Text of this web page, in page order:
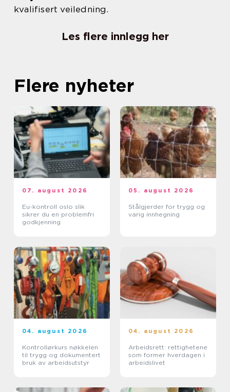
kvalifisert veiledning.
Les flere innlegg her
Flere nyheter
07. august 2026
Eu-kontroll oslo slik
sikrer du en problemfri
godkjenning
05. august 2026
Stålgjerder for trygg og
varig innhegning
04. august 2026
Kontrollørkurs nøkkelen
til trygg og dokumentert
bruk av arbeidsutstyr
04. august 2026
Arbeidsrett: rettighetene
som former hverdagen i
arbeidslivet